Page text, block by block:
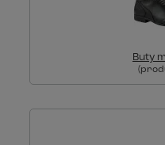
Buty